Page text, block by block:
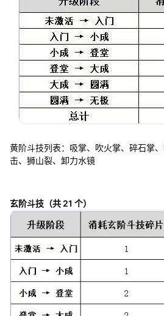
黄阶斗技列表：吸掌、吹火掌、碎石掌
击、狮山裂、卸力水镜
玄阶斗技（共 21 个）